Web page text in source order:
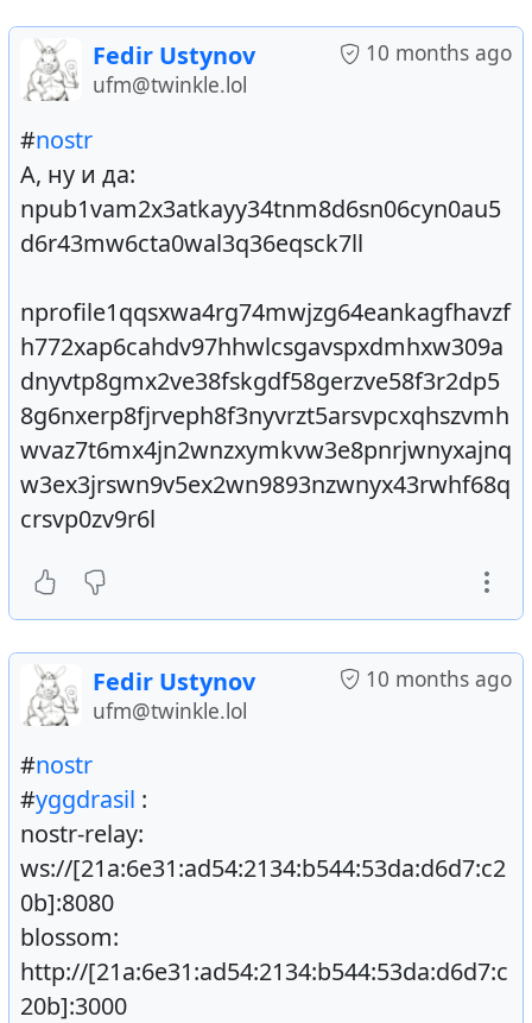
10 months ago
Fedir Ustynov
ufm@twinkle.lol
#nostr
А, ну и да:
npub1vam2x3atkayy34tnm8d6sn06cyn0au5
d6r43mw6cta0wal3q36eqsck7ll
nprofile1qqsxwa4rg74mwjzg64eankagfhavzf
h772xap6cahdv97hhwlcsgavspxdmhxw309a
dnyvtp8gmx2ve38fskgdf58gerzve58f3r2dp5
8g6nxerp8fjrveph8f3nyvrzt5arsvpcxqhszvmh
wvaz7t6mx4jn2wnzxymkvw3e8pnrjwnyxajnq
w3ex3jrswn9v5ex2wn9893nzwnyx43rwhf68q
crsvp0zv9r6l
10 months ago
Fedir Ustynov
ufm@twinkle.lol
#nostr
#yggdrasil :
nostr-relay:
ws://[21a:6e31:ad54:2134:b544:53da:d6d7:c2
0b]:8080
blossom:
http://[21a:6e31:ad54:2134:b544:53da:d6d7:c
20b]:3000